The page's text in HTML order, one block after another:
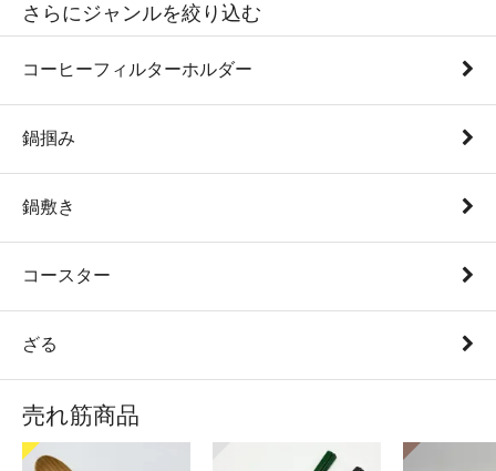
さらにジャンルを絞り込む
コーヒーフィルターホルダー
鍋掴み
鍋敷き
コースター
ざる
売れ筋商品